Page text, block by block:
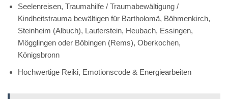
Seelenreisen, Traumahilfe / Traumabewältigung /
Kindheitstrauma bewältigen für Bartholomä, Böhmenkirch,
Steinheim (Albuch), Lauterstein, Heubach, Essingen,
Mögglingen oder Böbingen (Rems), Oberkochen,
Königsbronn
Hochwertige Reiki, Emotionscode & Energiearbeiten